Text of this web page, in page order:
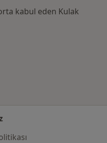
kabul eden Kulak